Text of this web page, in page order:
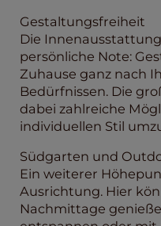
Gestaltungsfreiheit
Die
persönliche Note:
Zuhause ganz nach
Bedürfnissen. Die
dabei zahlreiche
individuellen Stil
Südgarten und
Ein weiterer
Ausrichtung. Hier
Nachmittage